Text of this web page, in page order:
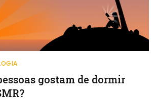
gostam de dormir